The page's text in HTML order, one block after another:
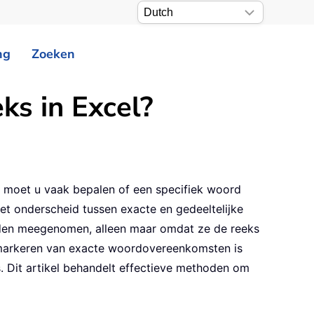
Zoeken
in Excel?
u vaak bepalen of een specifiek woord
onderscheid tussen exacte en gedeeltelijke
meegenomen, alleen maar omdat ze de reeks
van exacte woordovereenkomsten is
artikel behandelt effectieve methoden om